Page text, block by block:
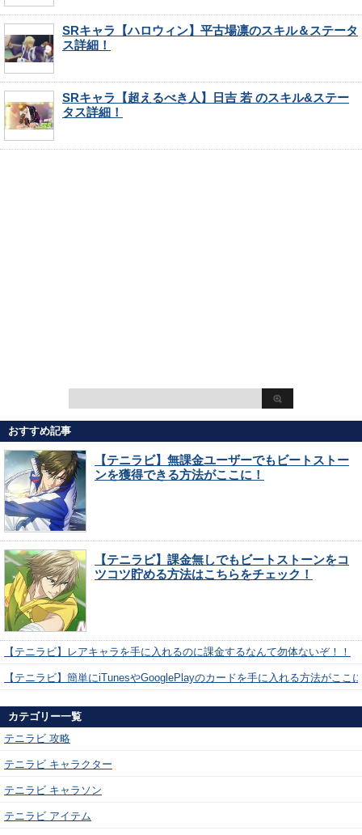
SRキャラ【ハロウィン】平古場凛のスキル＆ステータ
ス詳細！
SRキャラ【超えるべき人】日吉 若 のスキル&ステー
タス詳細！
おすすめ記事
【テニラビ】無課金ユーザーでもビートストー
ンを獲得できる方法がここに！
【テニラビ】課金無しでもビートストーンをコ
ツコツ貯める方法はこちらをチェック！
【テニラビ】レアキャラを手に入れるのに課金するなんて勿体ないぞ！！
【テニラビ】簡単にiTunesやGooglePlayのカードを手に入れる方法がここ
カテゴリー一覧
テニラビ 攻略
テニラビ キャラクター
テニラビ キャラソン
テニラビ アイテム